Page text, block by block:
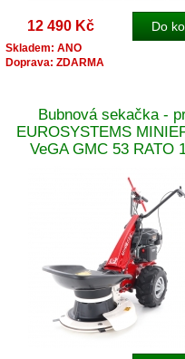
12 490 Kč
Skladem: ANO
Doprava: ZDARMA
Bubnová sekačka -
EUROSYSTEMS
VeGA GMC 53 RATO